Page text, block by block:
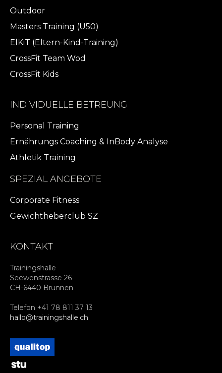
Outdoor
Masters Training (Ü50)
ElKiT (Eltern-Kind-Training)
CrossFit Team Wod
CrossFit Kids
INDIVIDUELLE BETREUNG
Personal Training
Ernährungs Coaching & InBody Analyse
Athletik Training
SPEZIAL ANGEBOTE
Corporate Fitness
Gewichtheberclub SZ
KONTAKT
Trainingshalle
Seewenstrasse 26
CH-6440 Brunnen
Telefon +41 78 811 37 13
hallo@trainingshalle.ch